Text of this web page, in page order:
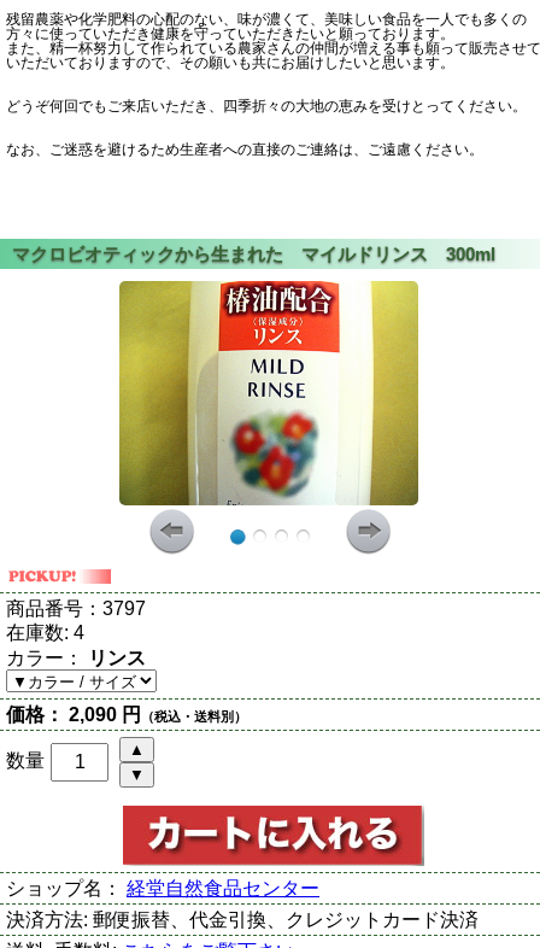
残留農薬や化学肥料の心配のない、味が濃くて、美味しい食品を一人でも多くの
方々に使っていただき健康を守っていただきたいと願っております。
また、精一杯努力して作られている農家さんの仲間が増える事も願って販売させて
いただいておりますので、その願いも共にお届けしたいと思います。
どうぞ何回でもご来店いただき、四季折々の大地の恵みを受けとってください。
なお、ご迷惑を避けるため生産者への直接のご連絡は、ご遠慮ください。
商品番号： 3797
在庫数: 4
カラー： リンス
価格： 2,090 円 （税込・送料別）
数量
ショップ名： 経堂自然食品センター
決済方法: 郵便振替、代金引換、クレジットカード決済